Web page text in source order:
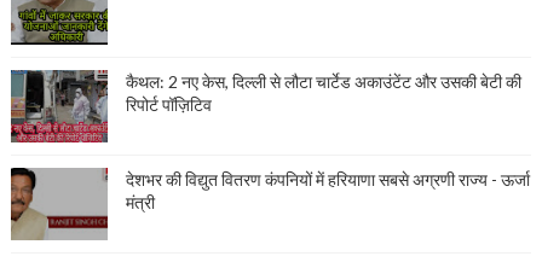
कैथल: 2 नए केस, दिल्ली से लौटा चार्टेड अकाउंटेंट और उसकी बेटी की
रिपोर्ट पॉज़िटिव
देशभर की विद्युत वितरण कंपनियों में हरियाणा सबसे अग्रणी राज्य - ऊर्जा
मंत्री